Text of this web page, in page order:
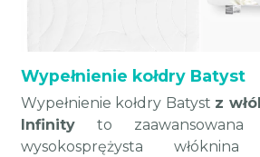
Wypełnienie kołdry Batyst
Wypełnienie kołdry Batyst z
Infinity to zaawansowana
wysokosprężysta